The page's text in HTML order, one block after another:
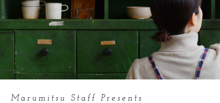
Marumitsu Staff Presents